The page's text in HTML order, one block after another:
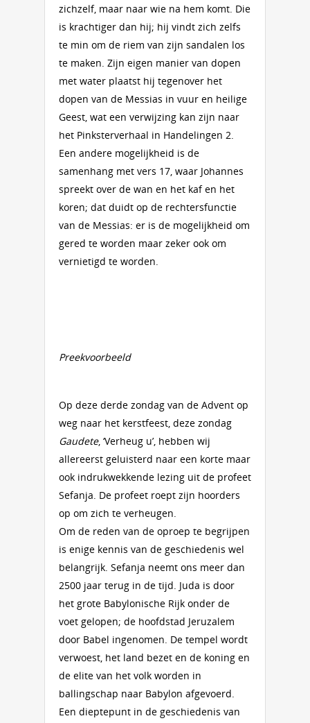
zichzelf, maar naar wie na hem komt. Die
is krachtiger dan hij; hij vindt zich zelfs
te min om de riem van zijn sandalen los
te maken. Zijn eigen manier van dopen
met water plaatst hij tegenover het
dopen van de Messias in vuur en heilige
Geest, wat een verwijzing kan zijn naar
het Pinksterverhaal in Handelingen 2.
Een andere mogelijkheid is de
samenhang met vers 17, waar Johannes
spreekt over de wan en het kaf en het
koren; dat duidt op de rechtersfunctie
van de Messias: er is de mogelijkheid om
gered te worden maar zeker ook om
vernietigd te worden.
Preekvoorbeeld
Op deze derde zondag van de Advent op
weg naar het kerstfeest, deze zondag
Gaudete, ‘Verheug u’, hebben wij
allereerst geluisterd naar een korte maar
ook indrukwekkende lezing uit de profeet
Sefanja. De profeet roept zijn hoorders
op om zich te verheugen.
Om de reden van de oproep te begrijpen
is enige kennis van de geschiedenis wel
belangrijk. Sefanja neemt ons meer dan
2500 jaar terug in de tijd. Juda is door
het grote Babylonische Rijk onder de
voet gelopen; de hoofdstad Jeruzalem
door Babel ingenomen. De tempel wordt
verwoest, het land bezet en de koning en
de elite van het volk worden in
ballingschap naar Babylon afgevoerd.
Een dieptepunt in de geschiedenis van